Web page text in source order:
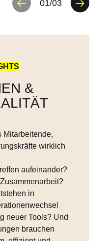
01/03
&
Mitarbeitende,
wirklich
aufeinander?
in
neuer Tools? Und
brauchen